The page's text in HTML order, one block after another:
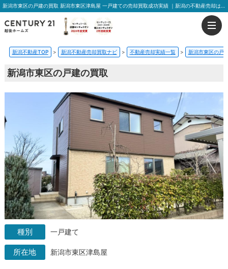
新潟市東区の戸建の買取 新潟市東区津島屋 一戸建ての売却買取成功実績 ｜新潟の不動産売却はおうちの売却プラス越後ホームズ
新潟不動産TOP > 新潟不動産売却買取ナビ > 不動産売却実績一覧 > 新潟市東区の戸
新潟市東区の戸建の買取
一戸建て
新潟市東区津島屋